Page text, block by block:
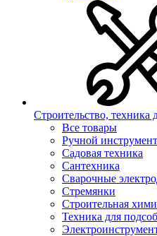
Строительство, техника
Все товары
Ручной инструмент
Садовая техника
Сантехника
Сварочные
Стремянки
Строительная
Техника для